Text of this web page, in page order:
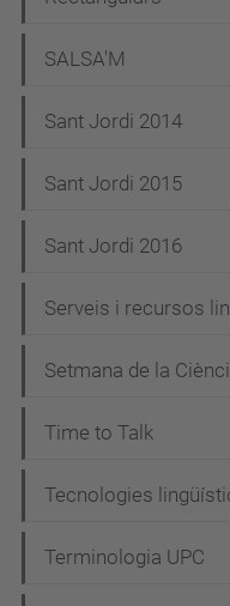
SALSA'M
Sant Jordi 2014
Sant Jordi 2015
Sant Jordi 2016
Serveis i recursos
Setmana de la
Time to Talk
Tecnologies
Terminologia UPC